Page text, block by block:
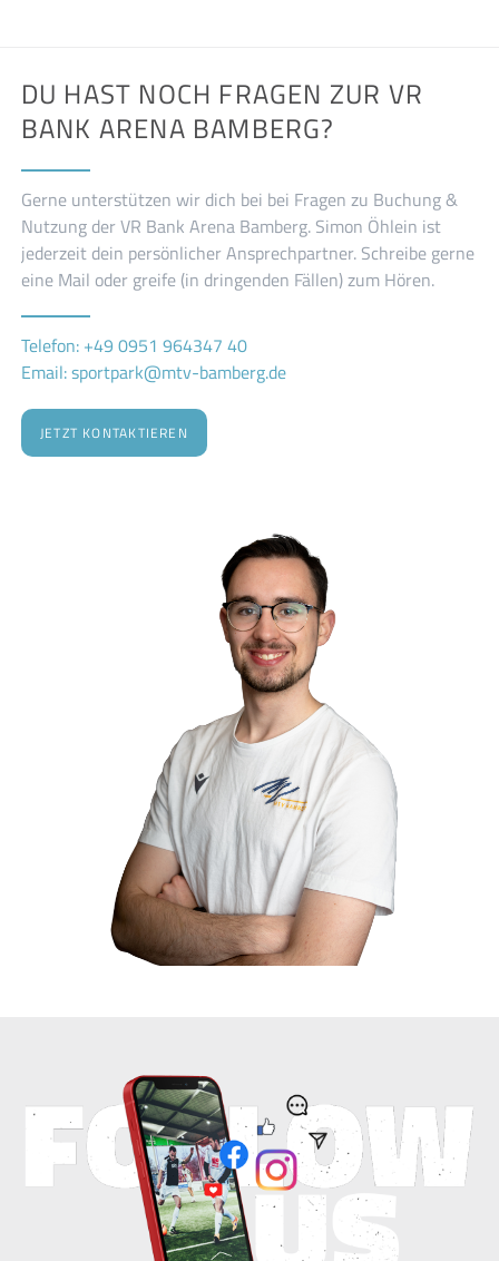
DU HAST NOCH FRAGEN ZUR VR
BANK ARENA BAMBERG?
Gerne unterstützen wir dich bei bei Fragen zu Buchung &
Nutzung der VR Bank Arena Bamberg. Simon Öhlein ist
jederzeit dein persönlicher Ansprechpartner. Schreibe gerne
eine Mail oder greife (in dringenden Fällen) zum Hören.
Telefon: +49 0951 964347 40
Email: sportpark@mtv-bamberg.de
JETZT KONTAKTIEREN